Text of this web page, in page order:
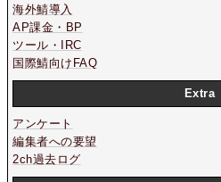
海外鯖導入
AP課金・BP
ツール・IRC
国際鯖向けFAQ
Extra
アンケート
編集者への要望
2ch過去ログ